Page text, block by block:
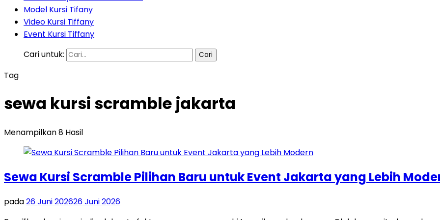
Model Kursi Tifany
Video Kursi Tiffany
Event Kursi Tiffany
Cari untuk:
Tag
sewa kursi scramble jakarta
Menampilkan 8 Hasil
Sewa Kursi Scramble Pilihan Baru untuk Event Jakarta yang Lebih
pada26 Juni 202626 Juni 2026